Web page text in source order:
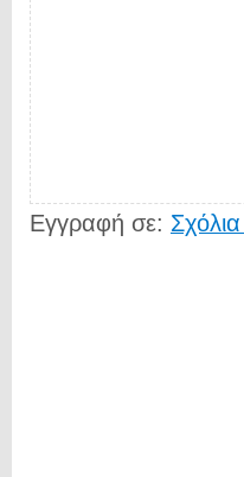
Εγγραφή σε: